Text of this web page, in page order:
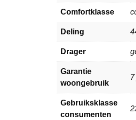
Comfortklasse
Deling
Drager
Garantie
woongebruik
Gebruiksklasse
consumenten